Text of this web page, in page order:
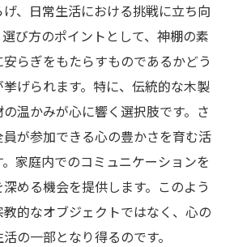
げ、日常生活における挑戦に立ち向
び方のポイントとして、神棚の素
らぎをもたらすものであるかどう
げられます。特に、伝統的な木製
温かみが心に響く選択肢です。さ
が参加できる心の豊かさを育む活
家庭内でのコミュニケーションを
める機会を提供します。このよう
的なオブジェクトではなく、心の
の一部となり得るのです。